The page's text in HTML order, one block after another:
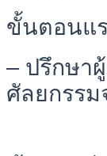
ขั้นตอนแร
– ปรึกษา
ศัลยกรร